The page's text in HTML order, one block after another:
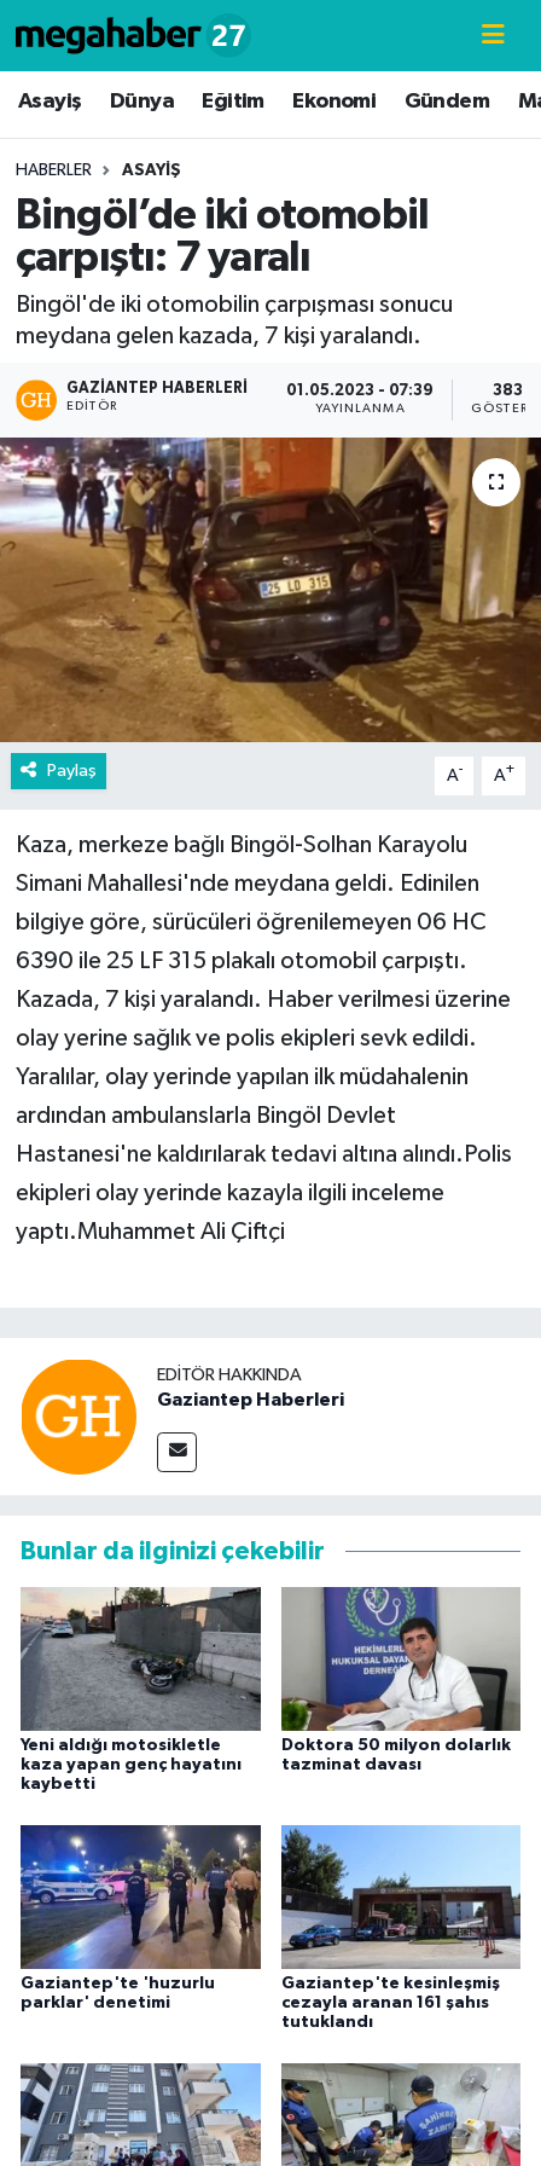
Asayiş Dünya Eğitim Ekonomi Gündem
HABERLER ASAYIŞ
Bingöl’de iki otomobil
çarpıştı: 7 yaralı
Bingöl'de iki otomobilin çarpışması sonucu
meydana gelen kazada, 7 kişi yaralandı.
GAZIANTEP HABERLERI
EDITÖR
01.05.2023 - 07:39
YAYINLANMA
383
Paylaş A- A+
Kaza, merkeze bağlı Bingöl-Solhan Karayolu
Simani Mahallesi'nde meydana geldi. Edinilen
bilgiye göre, sürücüleri öğrenilemeyen 06 HC
6390 ile 25 LF 315 plakalı otomobil çarpıştı.
Kazada, 7 kişi yaralandı. Haber verilmesi üzerine
olay yerine sağlık ve polis ekipleri sevk edildi.
Yaralılar, olay yerinde yapılan ilk müdahalenin
ardından ambulanslarla Bingöl Devlet
Hastanesi'ne kaldırılarak tedavi altına alındı.Polis
ekipleri olay yerinde kazayla ilgili inceleme
yaptı.Muhammet Ali Çiftçi
EDITÖR HAKKINDA
Gaziantep Haberleri
Bunlar da ilginizi çekebilir
Yeni aldığı motosikletle
kaza yapan genç hayatını
kaybetti
Doktora 50 milyon dolarlık
tazminat davası
Gaziantep'te 'huzurlu
parklar' denetimi
Gaziantep'te kesinleşmiş
cezayla aranan 161 şahıs
tutuklandı
Hava Durumu
Süper Lig Puan Durumu ve Fikstür
Tüm Manşetler
Son Dakika Haberleri
Haber Arşivi